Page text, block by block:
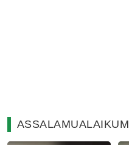
ASSALAMUALAIKUM